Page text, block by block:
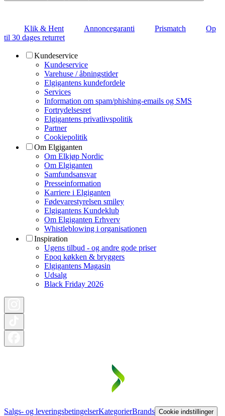
Klik & Hent Annoncegaranti Prismatch
Op
til 30 dages returret
Kundeservice
Kundeservice
Varehuse / åbningstider
Elgigantens kundefordele
Services
Information om spam/phishing-emails og SMS
Fortrydelsesret
Elgigantens privatlivspolitik
Partner
Cookiepolitik
Om Elgiganten
Om Elkjøp Nordic
Om Elgiganten
Samfundsansvar
Presseinformation
Karriere i Elgiganten
Fødevarestyrelsen smiley
Elgigantens Kundeklub
Om Elgiganten Erhverv
Whistleblowing i organisationen
Inspiration
Ugens tilbud - og andre gode priser
Epoq køkken & bryggers
Elgigantens Magasin
Udsalg
Black Friday 2026
Salgs- og leveringsbetingelserKategorierBrands Cookie indstillinger